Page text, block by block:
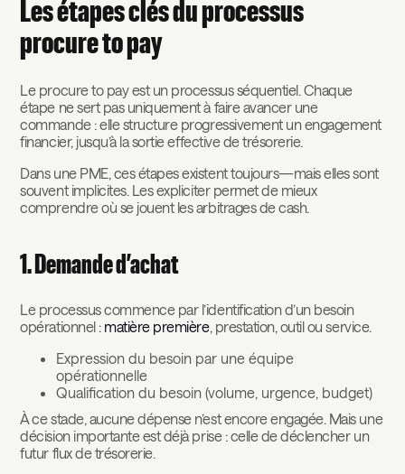
Les étapes clés du processus
procure to pay
Le procure to pay est un processus séquentiel. Chaque
étape ne sert pas uniquement à faire avancer une
commande : elle structure progressivement un engagement
financier, jusqu’à la sortie effective de trésorerie.
Dans une PME, ces étapes existent toujours—mais elles sont
souvent implicites. Les expliciter permet de mieux
comprendre où se jouent les arbitrages de cash.
1. Demande d’achat
Le processus commence par l’identification d’un besoin
opérationnel : matière première, prestation, outil ou service.
Expression du besoin par une équipe
opérationnelle
Qualification du besoin (volume, urgence, budget)
À ce stade, aucune dépense n’est encore engagée. Mais une
décision importante est déjà prise : celle de déclencher un
futur flux de trésorerie.